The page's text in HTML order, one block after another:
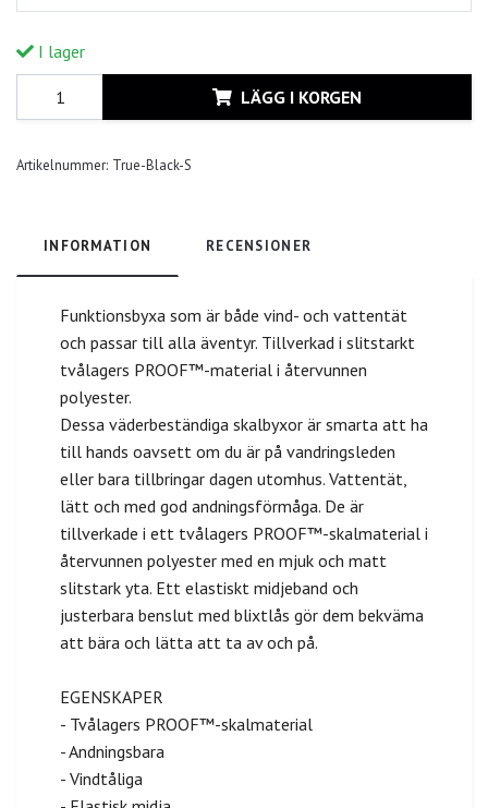
I lager
LÄGG I KORGEN
Artikelnummer: True-Black-S
INFORMATION RECENSIONER
Funktionsbyxa som är både vind- och vattentät
och passar till alla äventyr. Tillverkad i slitstarkt
tvålagers PROOF™-material i återvunnen
polyester.
Dessa väderbeständiga skalbyxor är smarta att ha
till hands oavsett om du är på vandringsleden
eller bara tillbringar dagen utomhus. Vattentät,
lätt och med god andningsförmåga. De är
tillverkade i ett tvålagers PROOF™-skalmaterial i
återvunnen polyester med en mjuk och matt
slitstark yta. Ett elastiskt midjeband och
justerbara benslut med blixtlås gör dem bekväma
att bära och lätta att ta av och på.
EGENSKAPER
- Tvålagers PROOF™-skalmaterial
- Andningsbara
- Vindtåliga